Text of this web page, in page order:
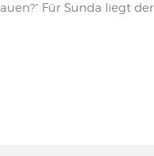
Für Sunda liegt